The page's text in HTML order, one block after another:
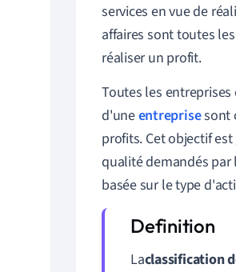
services en vue de
affaires sont toutes
réaliser un profit.
Toutes les
d'uneentreprisesont
profits. Cet objectif
qualité demandés par
basée sur le type
Laclassification